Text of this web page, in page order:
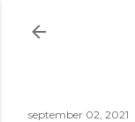
september 02, 2021